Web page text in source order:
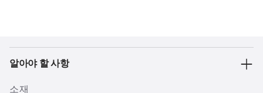
알아야 할 사항
소재